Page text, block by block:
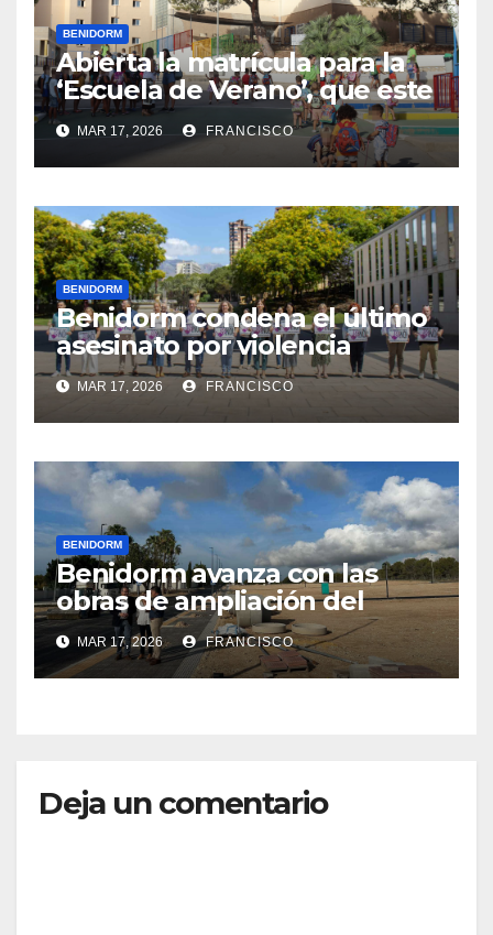
BENIDORM
Abierta la matrícula para la
‘Escuela de Verano’, que este
año se ubica en el CEIP Puig
Campana
MAR 17, 2026 FRANCISCO
BENIDORM
Benidorm condena el último
asesinato por violencia
machista registrado en
Pontevedra
MAR 17, 2026 FRANCISCO
BENIDORM
Benidorm avanza con las
obras de ampliación del
cementerio de Sant Jaume y
está a punto de iniciar la
construcción de una isleta
MAR 17, 2026 FRANCISCO
Deja un comentario